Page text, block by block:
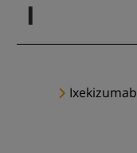
I
Ixekizumab